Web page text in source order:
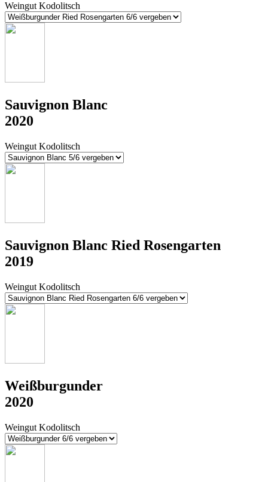
Weingut Kodolitsch
Sauvignon Blanc
2020
Weingut Kodolitsch
Sauvignon Blanc Ried Rosengarten
2019
Weingut Kodolitsch
Weißburgunder
2020
Weingut Kodolitsch